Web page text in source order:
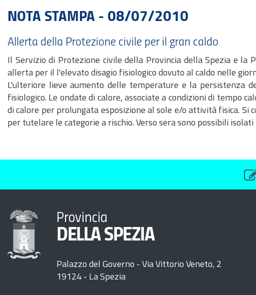
NOTA STAMPA - 08/07/2010
Allerta della Protezione civile per il gran caldo
Il Servizio di Protezione civile della Provincia della Spezia e
allerta per il l'elevato disagio fisiologico dovuto al caldo nelle
L'ulteriore lieve aumento delle temperature e la persistenza
fisiologico. Le ondate di calore, associate a condizioni di tempo
di calore per prolungata esposizione al sole e/o attività fisica. Si
per tutelare le categorie a rischio. Verso sera sono possibili
Provincia
DELLA SPEZIA
Palazzo del Governo - Via Vittorio Veneto, 2
19124 - La Spezia